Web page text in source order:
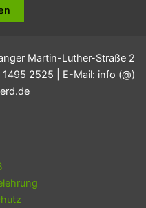
Martin-Luther-Straße 2
2525 | E-Mail: info (@)